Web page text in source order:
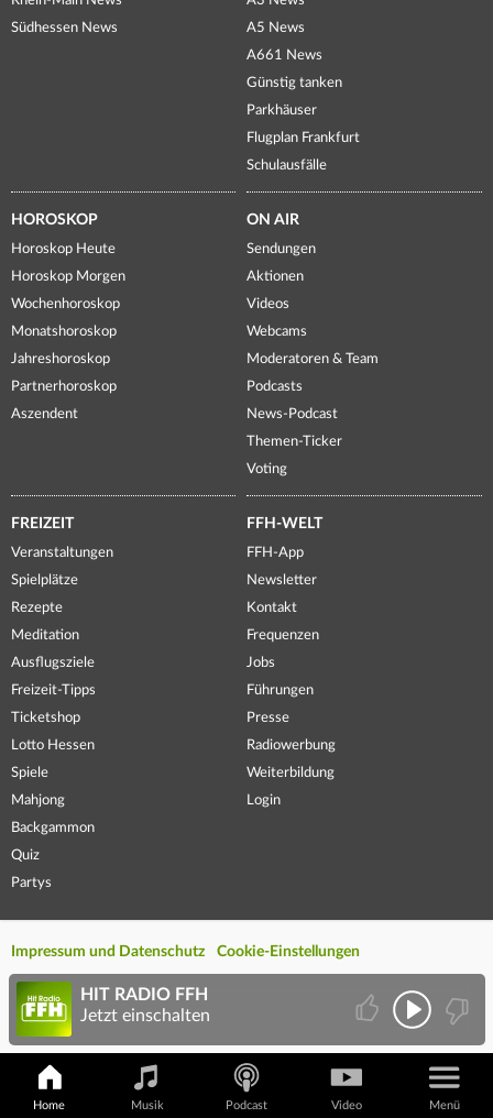
Südhessen News
A5 News
A661 News
Günstig tanken
Parkhäuser
Flugplan Frankfurt
Schulausfälle
HOROSKOP
Horoskop Heute
Horoskop Morgen
Wochenhoroskop
Monatshoroskop
Jahreshoroskop
Partnerhoroskop
Aszendent
ON AIR
Sendungen
Aktionen
Videos
Webcams
Moderatoren & Team
Podcasts
News-Podcast
Themen-Ticker
Voting
FREIZEIT
Veranstaltungen
Spielplätze
Rezepte
Meditation
Ausflugsziele
Freizeit-Tipps
Ticketshop
Lotto Hessen
Spiele
Mahjong
Backgammon
Quiz
Partys
FFH-WELT
FFH-App
Newsletter
Kontakt
Frequenzen
Jobs
Führungen
Presse
Radiowerbung
Weiterbildung
Login
Impressum und Datenschutz Cookie-Einstellungen
Home Musik Podcast Video Menü
HIT RADIO FFH
Jetzt einschalten